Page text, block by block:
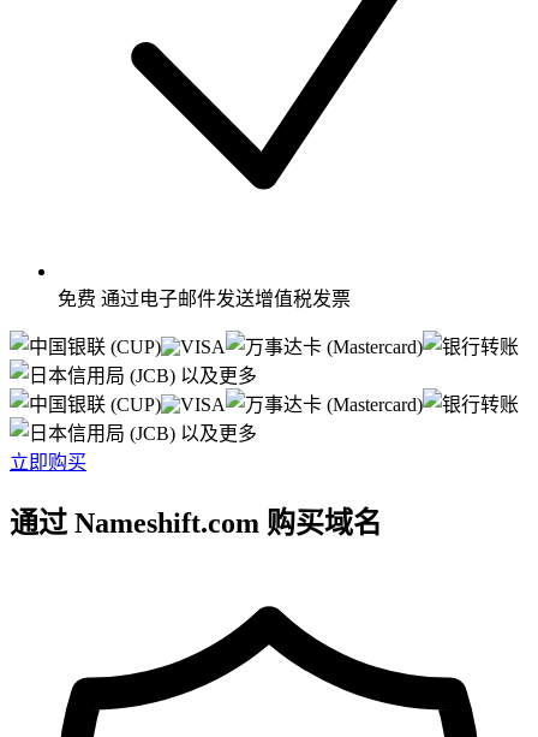
免费 通过电子邮件发送增值税发票
以及更多
以及更多
立即购买
通过 Nameshift.com 购买域名